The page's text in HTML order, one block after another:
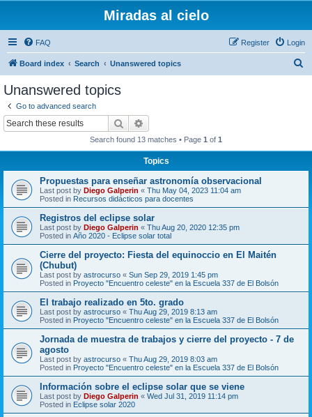
Miradas al cielo
FAQ Login
Register
Board index Search Unanswered topics
Unanswered topics
Go to advanced search
Search
Search found 13 matches • Page 1 of 1
Topics
Propuestas para enseñar astronomía observacional
Last post by Diego Galperin « Thu May 04, 2023 11:04 am
Posted in Recursos didácticos para docentes
Registros del eclipse solar
Last post by Diego Galperin « Thu Aug 20, 2020 12:35 pm
Posted in Año 2020 - Eclipse solar total
Cierre del proyecto: Fiesta del equinoccio en El Maitén
(Chubut)
Last post by astrocurso « Sun Sep 29, 2019 1:45 pm
Posted in Proyecto "Encuentro celeste" en la Escuela 337 de El Bolsón
El trabajo realizado en 5to. grado
Last post by astrocurso « Thu Aug 29, 2019 8:13 am
Posted in Proyecto "Encuentro celeste" en la Escuela 337 de El Bolsón
Jornada de muestra de trabajos y cierre del proyecto - 7 de
agosto
Last post by astrocurso « Thu Aug 29, 2019 8:03 am
Posted in Proyecto "Encuentro celeste" en la Escuela 337 de El Bolsón
Información sobre el eclipse solar que se viene
Last post by Diego Galperin « Wed Jul 31, 2019 11:14 pm
Posted in Eclipse solar 2020